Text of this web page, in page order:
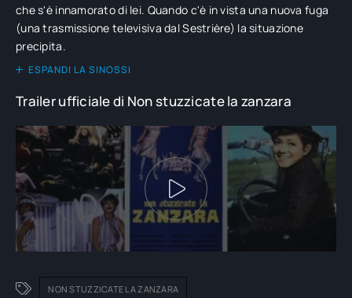
che s'è innamorato di lei. Quando c'è in vista una nuova fuga
(una trasmissione televisiva dal Sestrière) la situazione
precipita.
ESPANDI LA SINOSSI
Trailer ufficiale di Non stuzzicate la zanzara
NON STUZZICATE LA ZANZARA